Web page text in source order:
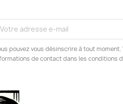
pouvez vous désinscrire à tout
de contact dans les conditions